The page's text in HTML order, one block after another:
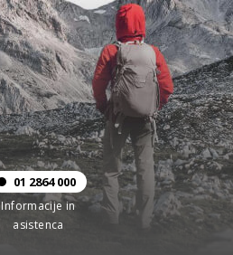
01 2864 000
Informacije in
asistenca